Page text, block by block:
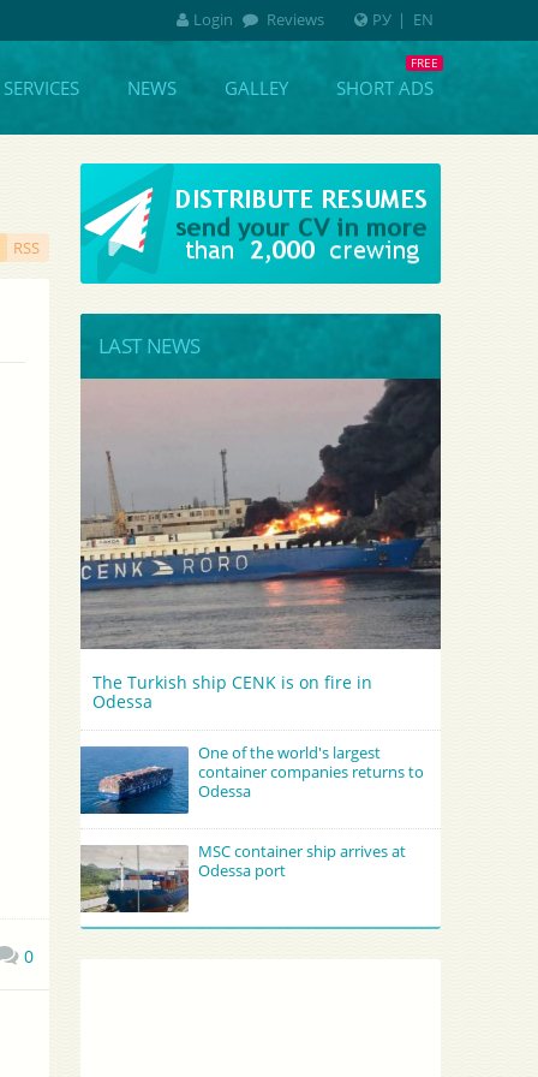
SERVICES NEWS GALLEY SHORT ADS
RSS
0
LAST NEWS
The Turkish ship CENK is on fire in
Odessa
One of the world's largest
container companies returns to
Odessa
MSC container ship arrives at
Odessa port
РУ | EN
Login Reviews